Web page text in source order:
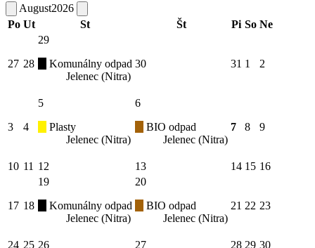
August2026
Po Ut St Št Pi So Ne
27 28
29
Komunálny odpad
Jelenec (Nitra)
30 31 1 2
3 4
5
Plasty
Jelenec (Nitra)
6
BIO odpad
Jelenec (Nitra)
7 8 9
10 11 12 13 14 15 16
17 18
19
Komunálny odpad
Jelenec (Nitra)
20
BIO odpad
Jelenec (Nitra)
21 22 23
24 25 26 27 28 29 30